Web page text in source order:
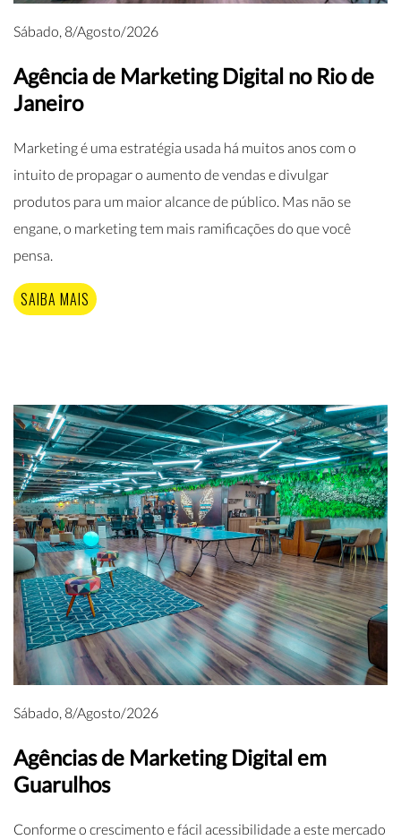
Sábado, 8/Agosto/2026
Agência de Marketing Digital no Rio de
Janeiro
Marketing é uma estratégia usada há muitos anos com o
intuito de propagar o aumento de vendas e divulgar
produtos para um maior alcance de público. Mas não se
engane, o marketing tem mais ramificações do que você
pensa.
SAIBA MAIS
Sábado, 8/Agosto/2026
Agências de Marketing Digital em
Guarulhos
Conforme o crescimento e fácil acessibilidade a este mercado